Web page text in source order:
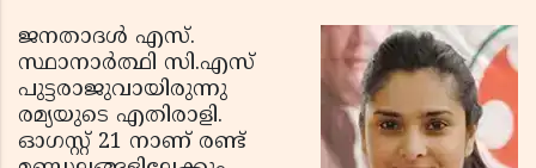
ജനതാദള്‍ എസ്.
സ്ഥാനാര്‍ത്ഥി സി.എസ്
പുട്ടരാജുവായിരുന്നു
രമ്യയുടെ എതിരാളി.
ഓഗസ്റ്റ് 21 നാണ് രണ്ട്